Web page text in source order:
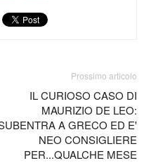
Prossimo articolo
IL CURIOSO CASO DI
MAURIZIO DE LEO:
A GRECO ED E'
NEO CONSIGLIERE
PER...QUALCHE MESE